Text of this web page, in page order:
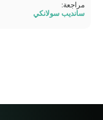
مراجعة:
سانديب سولانكي